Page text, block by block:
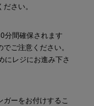
さい。
分間確保されます
ご注意ください。
にレジにお進み下さ
ーをお付けするこ